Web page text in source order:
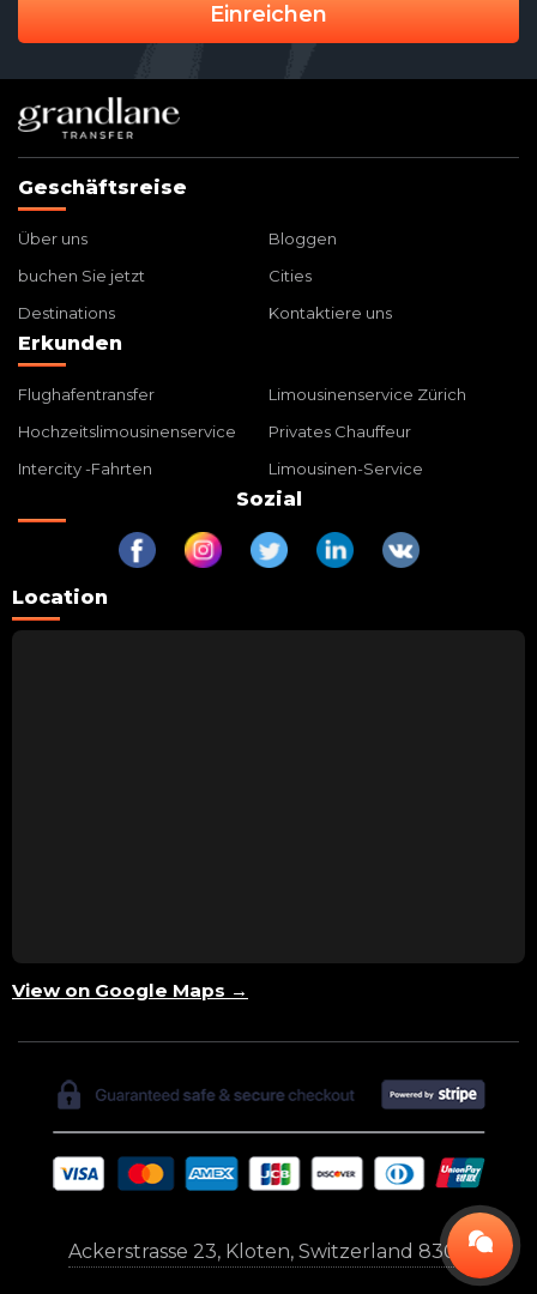
Einreichen
Geschäftsreise
Über uns
Bloggen
buchen Sie jetzt
Cities
Destinations
Kontaktiere uns
Erkunden
Flughafentransfer
Limousinenservice Zürich
Hochzeitslimousinenservice
Privates Chauffeur
Intercity -Fahrten
Limousinen-Service
Sozial
Location
View on Google Maps →
Ackerstrasse 23, Kloten, Switzerland 8302